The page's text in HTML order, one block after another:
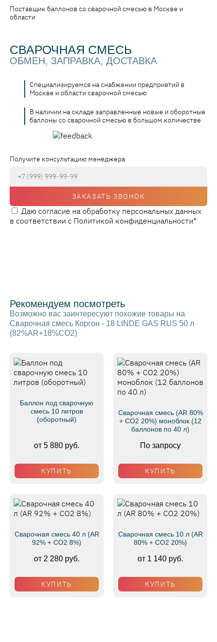
Поставщик баллонов со сварочной смесью в Москве и
области
СВАРОЧНАЯ СМЕСЬ
ОБМЕН, ЗАПРАВКА, ДОСТАВКА
Специализируемся на снабжении предприятий в
Москве и области сварочной смесью
В наличии на складе заправленные новые и оборотные
баллоны со сварочной смесью в большом количестве
Получите консультацию менеджера
ЗАКАЗАТЬ ЗВОНОК
Даю согласие на обработку персональных данных
в соответствии с Политикой конфиденциальности*
Рекомендуем посмотреть
Возможно вас заинтересуют похожие товары на
Сварочная смесь Коргон - 18 LINDE GAS RUS 50 л
(82%AR+18%CO2)
Баллон под сварочную
смесь 10 литров
(оборотный)
от 5 880 руб.
КУПИТЬ
Сварочная смесь (AR 80%
+ CO2 20%) моноблок (12
баллонов по 40 л)
По запросу
КУПИТЬ
Сварочная смесь 40 л (AR
92% + CO2 8%)
от 2 280 руб.
КУПИТЬ
Сварочная смесь 10 л (AR
80% + CO2 20%)
от 1 140 руб.
КУПИТЬ